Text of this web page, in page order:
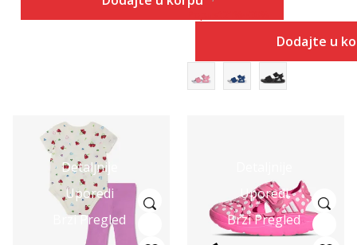
Dodajte u
Detaljnije
Uporedi
Brzi Pregled
Uporedi
Brzi Pregled